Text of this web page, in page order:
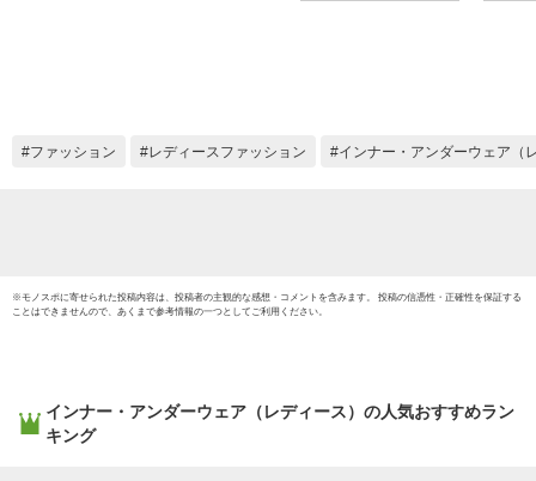
ファッション
ン
ファッション レディースファッション インナー・アンダーウェア（
※モノスポに寄せられた投稿内容は、投稿者の主観的な感想・コメントを含みます。 投稿の信憑性・正確性を保証する
ことはできませんので、あくまで参考情報の一つとしてご利用ください。
インナー・アンダーウェア（レディース） の人気おすすめラン
キング